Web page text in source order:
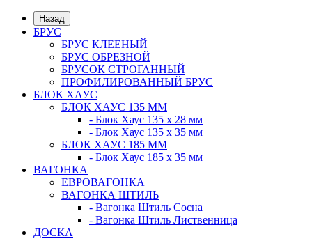
Назад
БРУС
БРУС КЛЕЕНЫЙ
БРУС ОБРЕЗНОЙ
БРУСОК СТРОГАННЫЙ
ПРОФИЛИРОВАННЫЙ БРУС
БЛОК ХАУС
БЛОК ХАУС 135 ММ
- Блок Хаус 135 х 28 мм
- Блок Хаус 135 х 35 мм
БЛОК ХАУС 185 ММ
- Блок Хаус 185 х 35 мм
ВАГОНКА
ЕВРОВАГОНКА
ВАГОНКА ШТИЛЬ
- Вагонка Штиль Сосна
- Вагонка Штиль Лиственница
ДОСКА